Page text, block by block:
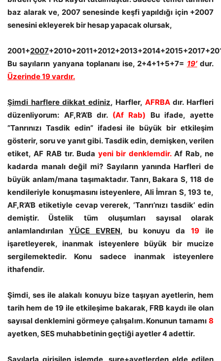
baz alarak ve, 2007 senesinde keşfi yapıldığı için +2007
senesini ekleyerek bir hesap yapacak olursak,
2001+2007
Bu sayıların yanyana toplananı ise, 2+4+1+5+7= 19′dur.
Üzerinde 19 vardır.
Şimdi harflere dikkat ediniz, Harfler, AFRBAdır. Harfleri
düzenliyorum: AF,R’A’B dır. (Af Rab) Bu ifade, ayette
”Tanrınızı Tasdik edin” ifadesi ile büyük bir etkileşim
gösterir, soru ve yanıt gibi. Tasdik edin, demişken, verilen
etiket, AF RAB tır. Buda yeni bir denklemdir.Af Rab, ne
kadarda manalı değil mi? Sayıların yanında Harfleri de
büyük anlam/mana taşımaktadır. Tanrı, Bakara S, 118 de
kendileriyle konuşmasını isteyenlere, Ali İmran S, 193 te,
AF,R’A’B etiketiyle cevap vererek, ‘Tanrı’nızı tasdik’ edin
demiştir. Üstelik tüm oluşumları sayısal olarak
anlamlandırılan YÜCE EVREN, bu konuyu da19 ile
işaretleyerek, inanmak isteyenlere büyük bir mucize
sergilemektedir. Konu sadece inanmak isteyenlere
ithafendir.
Şimdi, ses ile alakalı konuyu bize taşıyan ayetlerin, hem
tarih hem de 19 ile etkileşime bakarak, FRB kaydı ile olan
sayısal denklemini görmeye çalışalım. Konunun tamamı 8
ayetken, SES muhabbetinin geçtiği ayetler 4 adettir.